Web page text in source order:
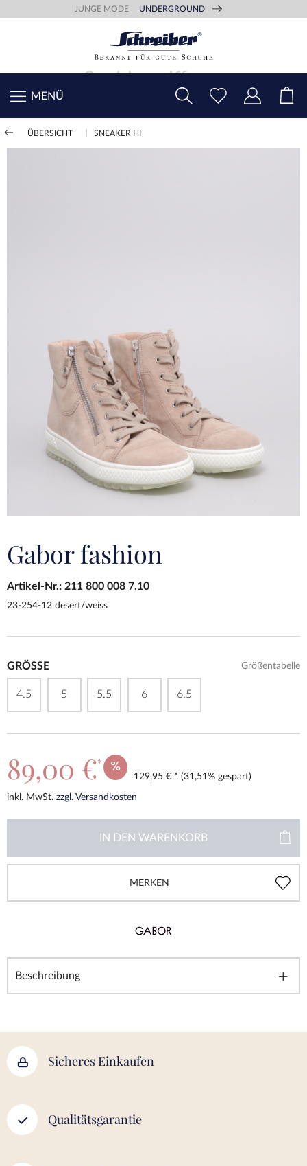
JUNGE MODE UNDERGROUND
MENÜ
ÜBERSICHT SNEAKER HI
Gabor fashion
Artikel-Nr.: 211 800 008 7.10
23-254-12 desert/weiss
Größentabelle
GRÖSSE
4.5 5 5.5 6 6.5
89,00 €*
129,95 € * (31,51% gespart)
inkl. MwSt. zzgl. Versandkosten
IN DEN WARENKORB
MERKEN
Beschreibung
Sicheres Einkaufen
Qualitätsgarantie